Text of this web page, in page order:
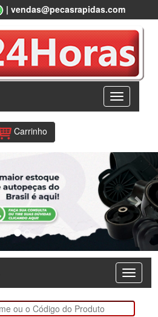
| vendas@pecasrapidas.com
Carrinho